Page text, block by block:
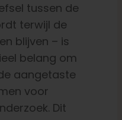
tussen de
terwijl de
blijven – is
belang om
aangetaste
voor
Dit